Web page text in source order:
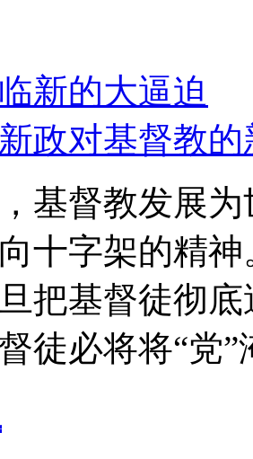
新的大逼迫
政对基督教的
基督教发展
十字架的精
把基督徒彻
徒必将将“党”